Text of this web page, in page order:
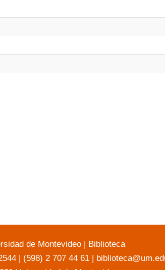
de Montevideo | Biblioteca
| (598) 2 707 44 61 |